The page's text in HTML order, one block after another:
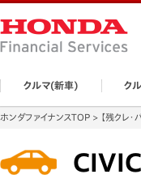
クルマ(新車) ク
ホンダファイナンスTOP 【残クレ